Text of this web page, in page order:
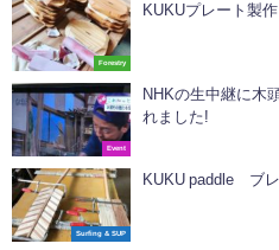
Forestry
KUKUプレート製
Event
NHKの生中継に木
れました!
Surfing & SUP
KUKU paddle ブ